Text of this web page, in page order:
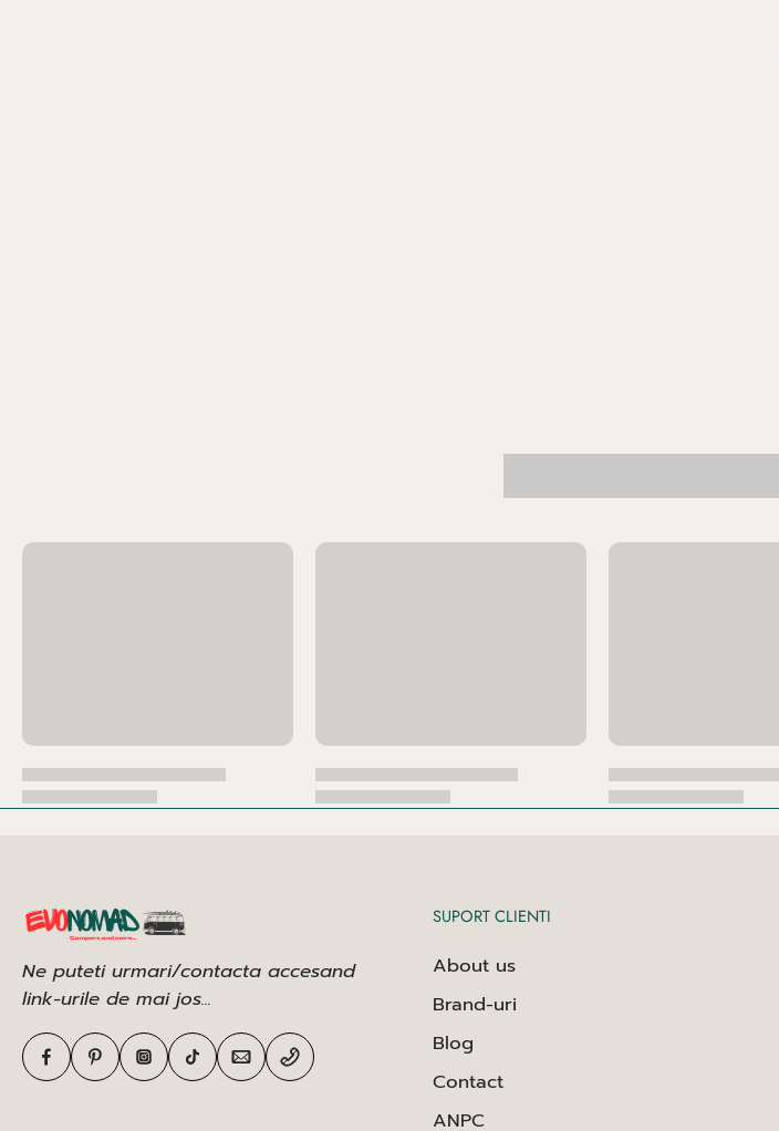
Ne puteti urmari/contacta accesand
link-urile de mai jos...
SUPORT CLIENTI
About us
Brand-uri
Blog
Contact
ANPC